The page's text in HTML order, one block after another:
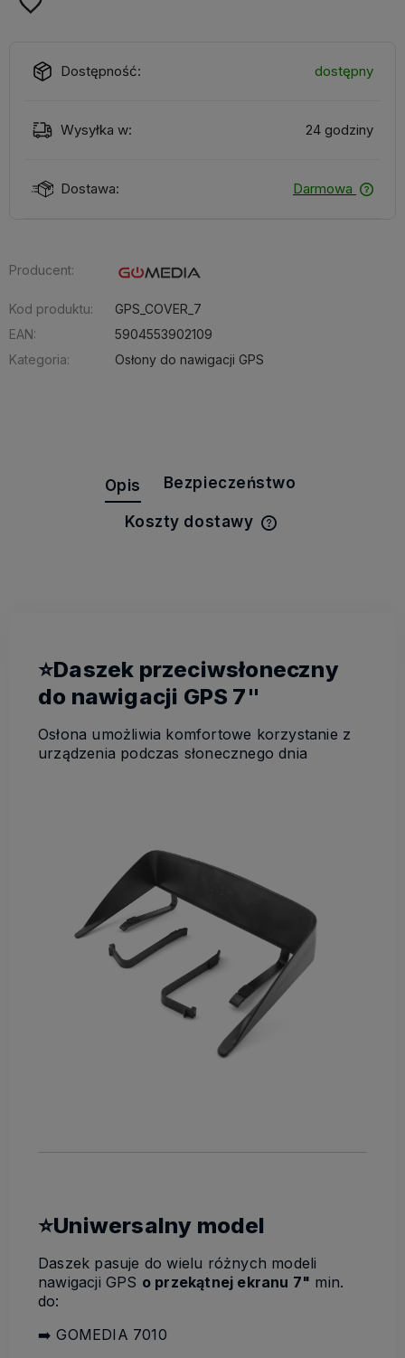
Dostępność: dostępny
Wysyłka w: 24 godziny
Dostawa: Darmowa
Producent:
Kod produktu:
GPS_COVER_7
EAN:
5904553902109
Kategoria:
Osłony do nawigacji GPS
Opis Bezpieczeństwo
Koszty dostawy
⭐Daszek przeciwsłoneczny
do nawigacji GPS 7"
Osłona umożliwia komfortowe korzystanie z
urządzenia podczas słonecznego dnia
⭐Uniwersalny model
Daszek pasuje do wielu różnych modeli
nawigacji GPS o przekątnej ekranu 7" min.
do:
➡️ GOMEDIA 7010